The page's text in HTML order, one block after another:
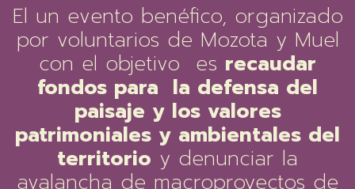
El un evento benéfico, organizado
por voluntarios de Mozota y Muel
con el objetivo es recaudar
fondos para la defensa del
paisaje y los valores
patrimoniales y ambientales del
territorio y denunciar la
avalancha de macroproyectos de